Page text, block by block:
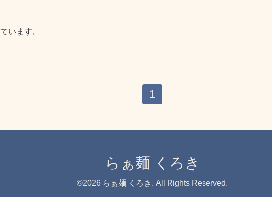
います。
1
らぁ麺 くろき
©2026 らぁ麺 くろき . All Rights Reserved.